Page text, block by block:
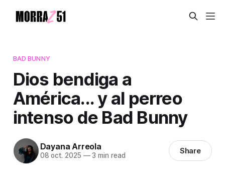
BAD BUNNY
Dios bendiga a
América... y al perreo
intenso de Bad Bunny
Dayana Arreola
08 oct. 2025 —3 min read Share